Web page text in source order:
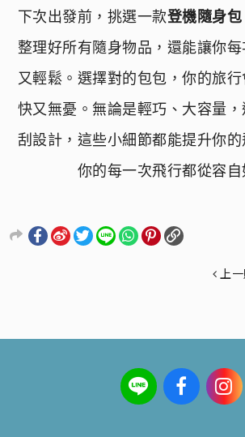
下次出發前，挑選一款登機隨身包
整理好所有隨身物品，還能讓你
又輕鬆。選擇對的包包，你的旅
快又無憂。無論是輕巧、大容量
刮設計，這些小細節都能提升你
你的每一次飛行都從容自
上